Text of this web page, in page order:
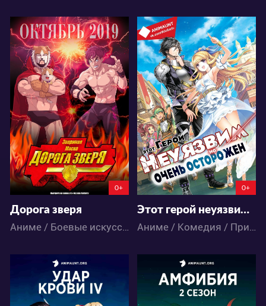
7138
0 7
0+
Дорога зверя
Аниме / Боевые искусства / Комедия / Фэнтези
12404
3 23
0+
Этот герой неуязвим, но очень осторожен
Аниме / Комедия / Приключения / Фэнтези / Экшен